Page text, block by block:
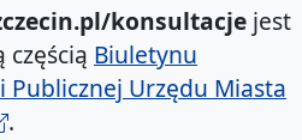
konsultacje jest
Biuletynu
Urzędu Miasta
.